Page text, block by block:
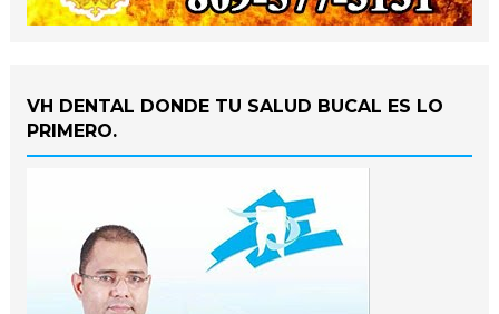
VH DENTAL DONDE TU SALUD BUCAL ES LO
PRIMERO.